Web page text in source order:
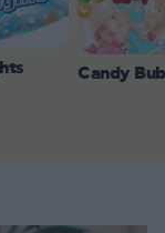
Candy